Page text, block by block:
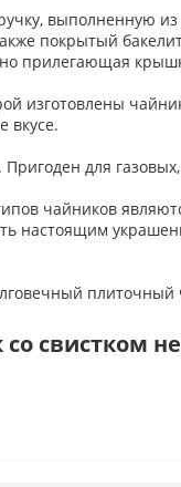
выполненную из
покрытый
прилегающая
изготовлены
вкусе.
для газовых,
чайников
настоящим
свистком